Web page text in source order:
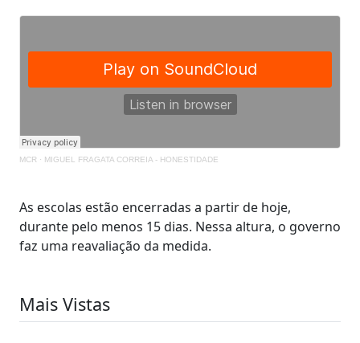
MCR · MIGUEL FRAGATA CORREIA - HONESTIDADE
As escolas estão encerradas a partir de hoje,
durante pelo menos 15 dias. Nessa altura, o governo
faz uma reavaliação da medida.
Mais Vistas